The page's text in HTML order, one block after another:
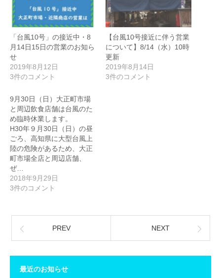
「台風10号」の接近中・8
月14日15日の営業のお知ら
せ
2019年8月12日
3件のコメント
【台風10号接近に伴う営業
について】8/14（水）10時
更新
2019年8月14日
3件のコメント
9月30日（日）大正町市場
と周辺飲食店舗は台風のた
め臨時休業します。
H30年９月30日（日）の昼
ごろ、高知県に大型台風上
陸の危険があるため、大正
町市場全店と周辺店舗、
ぜ…
2018年9月29日
3件のコメント
PREV NEXT
最近のお知らせ